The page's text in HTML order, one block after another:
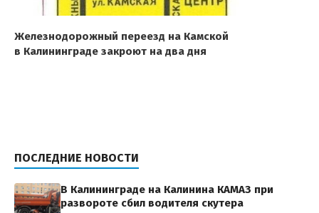
Железнодорожный переезд на Камской
в Калининграде закроют на два дня
ПОСЛЕДНИЕ НОВОСТИ
В Калининграде на Калинина КАМАЗ при
развороте сбил водителя скутера